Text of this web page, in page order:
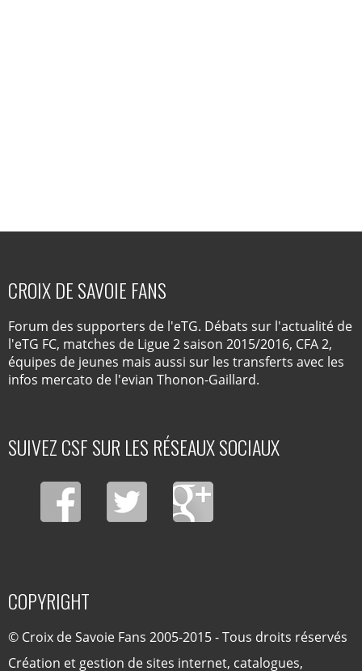
CROIX DE SAVOIE FANS
Forum des supporters de l'eTG. Débats sur l'actualité de
l'eTG FC, matches de Ligue 2 saison 2015/2016, CFA 2,
équipes de jeunes mais aussi sur les transferts avec les
infos mercato de l'evian Thonon-Gaillard.
SUIVEZ CSF SUR LES RÉSEAUX SOCIAUX
COPYRIGHT
© Croix de Savoie Fans 2005-2015 - Tous droits réservés
Création et gestion de sites internet, catalogues,